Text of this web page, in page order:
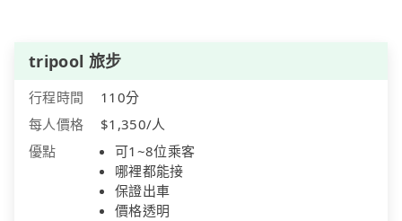
tripool 旅步
行程時間
110分
每人價格
$1,350/人
優點
可1~8位乘客
哪裡都能接
保證出車
價格透明